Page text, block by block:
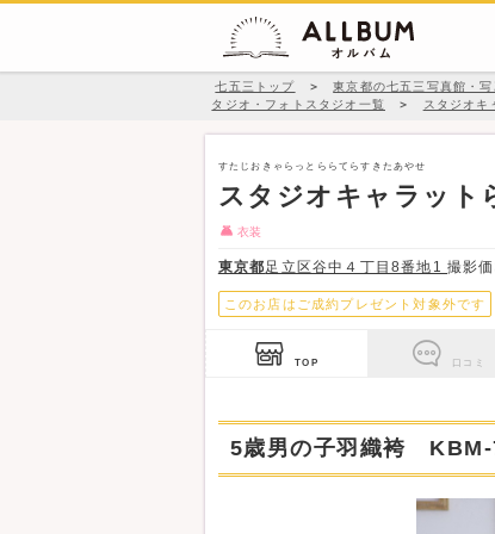
七五三トップ ＞ 東京都の七五三写真館・
タジオ・フォトスタジオ一覧
＞ スタジオキ
すたじおきゃらっとららてらすきたあやせ
スタジオキャラット
衣装
東京都足立区谷中４丁目8番地1撮影
このお店はご成約プレゼント対象外です
TOP 口コミ
5歳男の子羽織袴 KBM-